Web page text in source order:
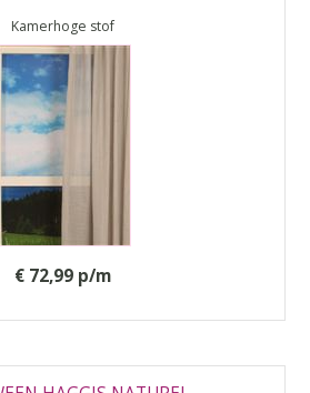
Kamerhoge stof
€ 72,99 p/m